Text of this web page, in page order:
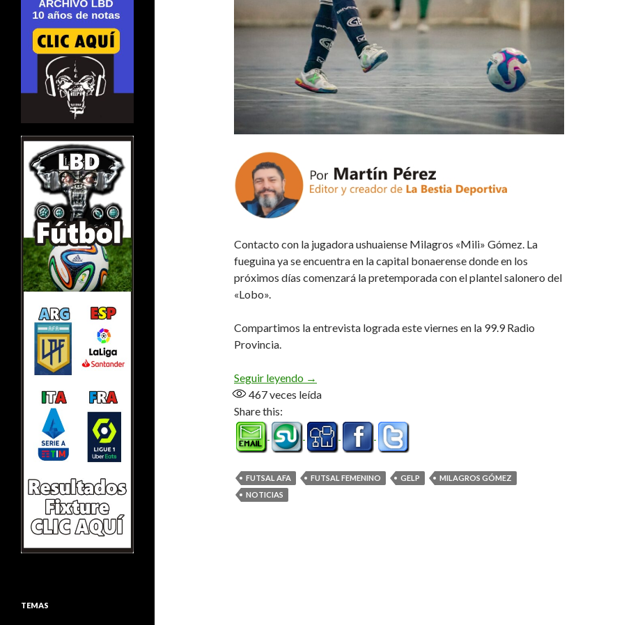
Contacto con la jugadora ushuaiense Milagros «Mili» Gómez. La
fueguina ya se encuentra en la capital bonaerense donde en los
próximos días comenzará la pretemporada con el plantel salonero del
«Lobo».
Compartimos la entrevista lograda este viernes en la 99.9 Radio
Provincia.
Seguir leyendo «El balance 2025 fue muy positivo, pude competir de principio a
→
467veces leída
Share this:
FUTSAL AFA FUTSAL FEMENINO GELP
MILAGROS GÓMEZ
NOTICIAS
TEMAS